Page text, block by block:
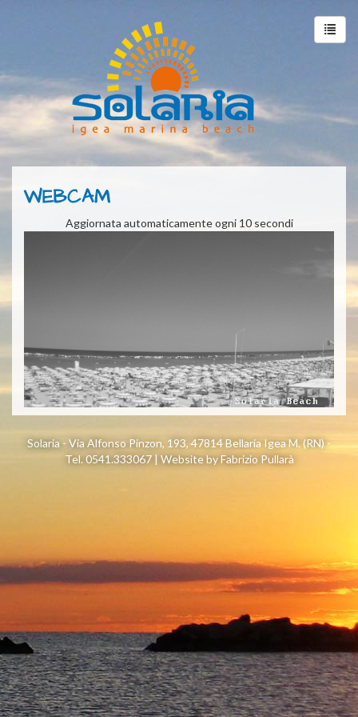
WEBCAM
Aggiornata automaticamente ogni 10 secondi
Solaria - Via Alfonso Pinzon, 193, 47814 Bellaria Igea M. (RN) -
Tel. 0541.333067 | Website byFabrizio Pullarà